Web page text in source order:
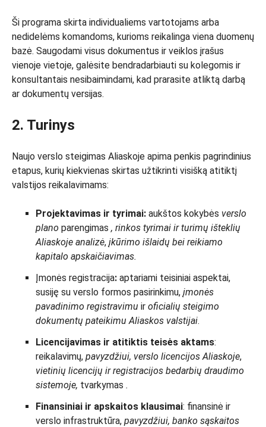
Ši programa skirta individualiems vartotojams arba
nedidelėms komandoms, kurioms reikalinga viena duomenų
bazė. Saugodami visus dokumentus ir veiklos įrašus
vienoje vietoje, galėsite bendradarbiauti su kolegomis ir
konsultantais nesibaimindami, kad prarasite atliktą darbą
ar dokumentų versijas.
2. Turinys
Naujo verslo steigimas Aliaskoje apima penkis pagrindinius
etapus, kurių kiekvienas skirtas užtikrinti visišką atitiktį
valstijos reikalavimams:
Projektavimas ir tyrimai: aukštos kokybės verslo
plano parengimas , rinkos tyrimai ir turimų išteklių
Aliaskoje analizė, įkūrimo išlaidų bei reikiamo
kapitalo apskaičiavimas.
Įmonės registracija: aptariami teisiniai aspektai,
susiję su verslo formos pasirinkimu, įmonės
pavadinimo registravimu ir oficialių steigimo
dokumentų pateikimu Aliaskos valstijai.
Licencijavimas ir atitiktis teisės aktams:
reikalavimų, pavyzdžiui, verslo licencijos Aliaskoje,
vietinių licencijų ir registracijos bedarbių draudimo
sistemoje, tvarkymas .
Finansiniai ir apskaitos klausimai: finansinė ir
verslo infrastruktūra, pavyzdžiui, banko sąskaitos